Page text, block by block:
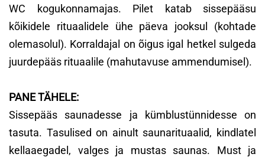
WC kogukonnamajas. Pilet katab sissepääsu
kõikidele rituaalidele ühe päeva jooksul (kohtade
olemasolul). Korraldajal on õigus igal hetkel sulgeda
juurdepääs rituaalile (mahutavuse ammendumisel).
PANE TÄHELE:
Sissepääs saunadesse ja kümblustünnidesse on
tasuta. Tasulised on ainult saunarituaalid, kindlatel
kellaaegadel, valges ja mustas saunas. Must ja